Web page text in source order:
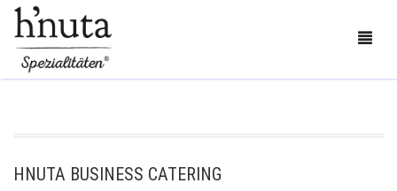
SAFERPAY CHECKOUT
Entschuldigung ungültige Daten
HNUTA BUSINESS CATERING